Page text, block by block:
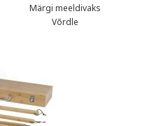
Märgi meeldivaks
Võrdle